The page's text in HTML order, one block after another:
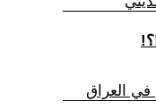
في العراق